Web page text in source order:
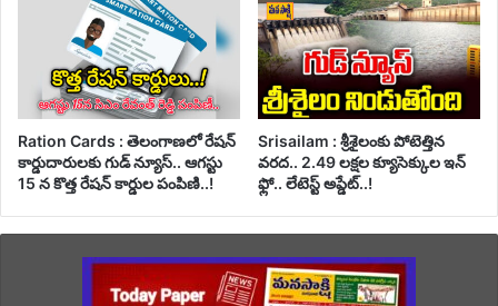
Ration Cards : తెలంగాణలో రేషన్
కార్డుదారులకు గుడ్ న్యూస్.. ఆగస్టు
15 న కొత్త రేషన్ కార్డుల పంపిణి..!
Srisailam : శ్రీశైలంకు పోటెత్తిన
వరద.. 2.49 లక్షల క్యూసెక్కుల ఇన్
ఫ్లో.. లేటెస్ట్ అప్డేట్..!